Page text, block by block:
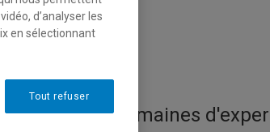
Domaines
d’analyser les
en sélectionnant
Tout refuser